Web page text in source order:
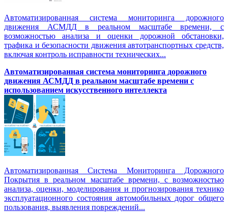
Автоматизированная система мониторинга дорожного
движения АСМДД в реальном масштабе времени, с
возможностью анализа и оценки дорожной обстановки,
трафика и безопасности движения автотранспортных средств,
включая контроль исправности технических...
Автоматизированная cистема мониторинга дорожного
движения АСМДД в реальном масштабе времени с
использованием искусственного интеллекта
Автоматизированная Система Мониторинга Дорожного
Покрытия в реальном масштабе времени, с возможностью
анализа, оценки, моделирования и прогнозирования технико
эксплуатационного состояния автомобильных дорог общего
пользования, выявления повреждений...